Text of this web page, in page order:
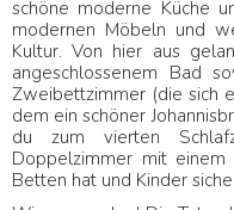
schöne moderne Küche
modernen Möbeln und
Kultur. Von hier aus
angeschlossenem Bad
Zweibettzimmer (die sich
dem ein schöner
du zum vierten
Doppelzimmer mit
Betten hat und Kinder